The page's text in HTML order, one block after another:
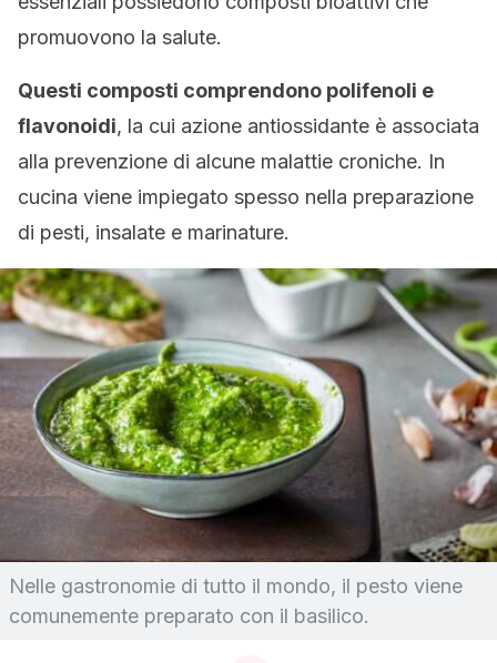
promuovono la salute.
Questi composti comprendono polifenoli e
flavonoidi, la cui azione antiossidante è associata
alla prevenzione di alcune malattie croniche. In
cucina viene impiegato spesso nella preparazione
di pesti, insalate e marinature.
Nelle gastronomie di tutto il mondo, il pesto viene
comunemente preparato con il basilico.